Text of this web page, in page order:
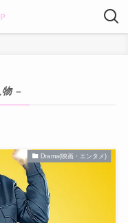
–
Drama(映画・エンタメ)